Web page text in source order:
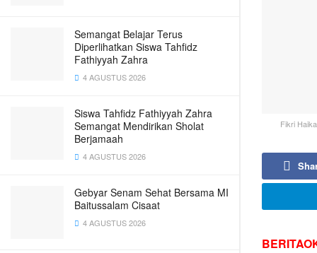
Semangat Belajar Terus
Diperlihatkan Siswa Tahfidz
Fathiyyah Zahra
4 AGUSTUS 2026
Siswa Tahfidz Fathiyyah Zahra
Semangat Mendirikan Sholat
Berjamaah
4 AGUSTUS 2026
Gebyar Senam Sehat Bersama MI
Baitussalam Cisaat
4 AGUSTUS 2026
Fikri